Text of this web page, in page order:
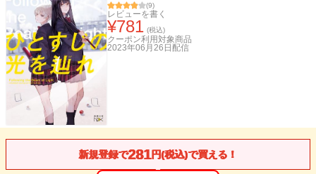
(9)
レビューを書く
¥781 (税込)
クーポン利用対象商品
2023年06月26日 配信
新規登録で281 円(税込)で買える！